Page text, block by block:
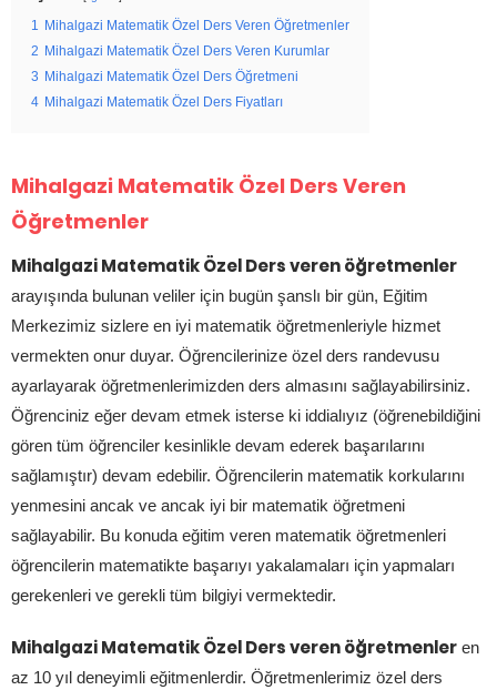
1
Mihalgazi Matematik Özel Ders Veren Öğretmenler
2 Mihalgazi Matematik Özel Ders Veren Kurumlar
3 Mihalgazi Matematik Özel Ders Öğretmeni
4 Mihalgazi Matematik Özel Ders Fiyatları
Mihalgazi Matematik Özel Ders Veren
Öğretmenler
Mihalgazi Matematik Özel Ders veren öğretmenler
arayışında bulunan veliler için bugün şanslı bir gün, Eğitim
Merkezimiz sizlere en iyi matematik öğretmenleriyle hizmet
vermekten onur duyar. Öğrencilerinize özel ders randevusu
ayarlayarak öğretmenlerimizden ders almasını sağlayabilirsiniz.
Öğrenciniz eğer devam etmek isterse ki iddialıyız (öğrenebildiğini
gören tüm öğrenciler kesinlikle devam ederek başarılarını
sağlamıştır) devam edebilir. Öğrencilerin matematik korkularını
yenmesini ancak ve ancak iyi bir matematik öğretmeni
sağlayabilir. Bu konuda eğitim veren matematik öğretmenleri
öğrencilerin matematikte başarıyı yakalamaları için yapmaları
gerekenleri ve gerekli tüm bilgiyi vermektedir.
Mihalgazi Matematik Özel Ders veren öğretmenler en
az 10 yıl deneyimli eğitmenlerdir. Öğretmenlerimiz özel ders